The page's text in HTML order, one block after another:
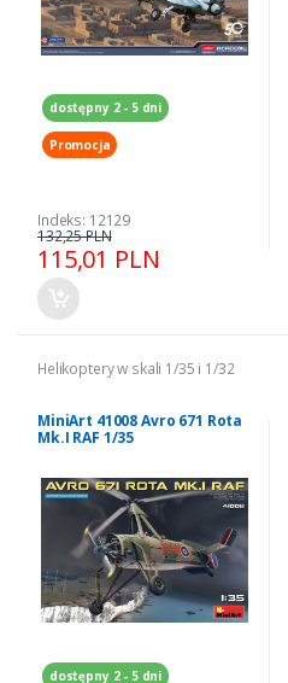
dostępny 2 - 5 dni
Promocja
Indeks: 12129
115,01 PLN
132,25 PLN
Helikoptery w skali 1/35 i 1/32
MiniArt 41008 Avro 671 Rota
Mk.I RAF 1/35
dostępny 2 - 5 dni